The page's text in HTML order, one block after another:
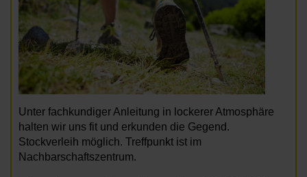
Unter fachkundiger Anleitung in lockerer Atmosphäre
halten wir uns fit und erkunden die Gegend.
Stockverleih möglich. Treffpunkt ist im
Nachbarschaftszentrum.